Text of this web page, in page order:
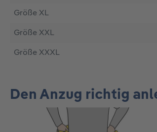
Größe XL
Größe XXL
Größe XXXL
Den Anzug richtig